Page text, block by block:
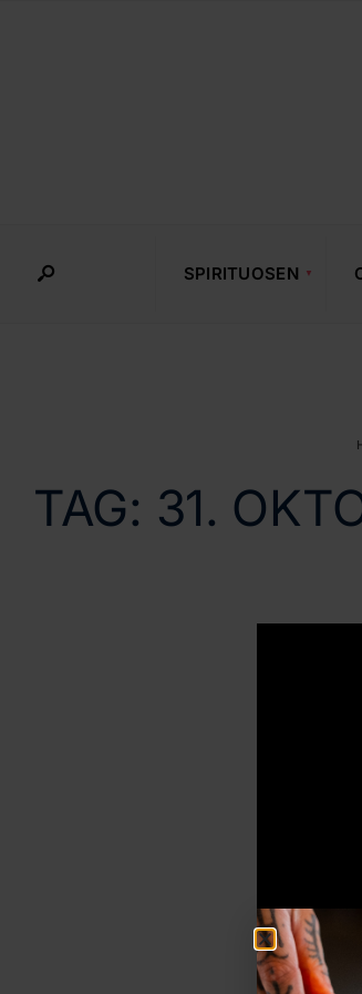
SPIRITUOSEN
TAG: 31.